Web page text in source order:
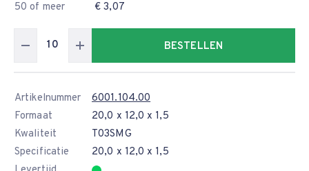
50 of meer
€ 3,07
BESTELLEN
Artikelnummer
6001.104.00
Formaat
20,0 x 12,0 x 1,5
Kwaliteit
T03SMG
Specificatie
20,0 x 12,0 x 1,5